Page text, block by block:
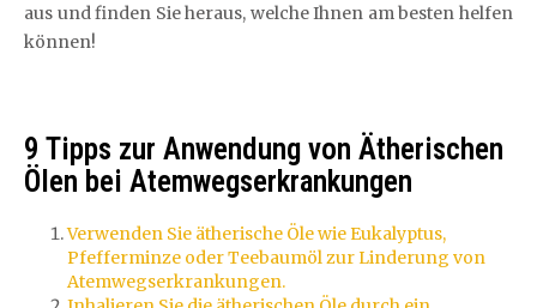
aus und finden Sie heraus, welche Ihnen am besten helfen
können!
9 Tipps zur Anwendung von Ätherischen
Ölen bei Atemwegserkrankungen
Verwenden Sie ätherische Öle wie Eukalyptus,
Pfefferminze oder Teebaumöl zur Linderung von
Atemwegserkrankungen.